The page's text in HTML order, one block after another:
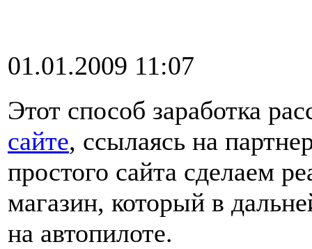
01.01.2009 11:07
Этот способ заработка
сайте, ссылаясь на
простого сайта сделаем
магазин, который в
на автопилоте.